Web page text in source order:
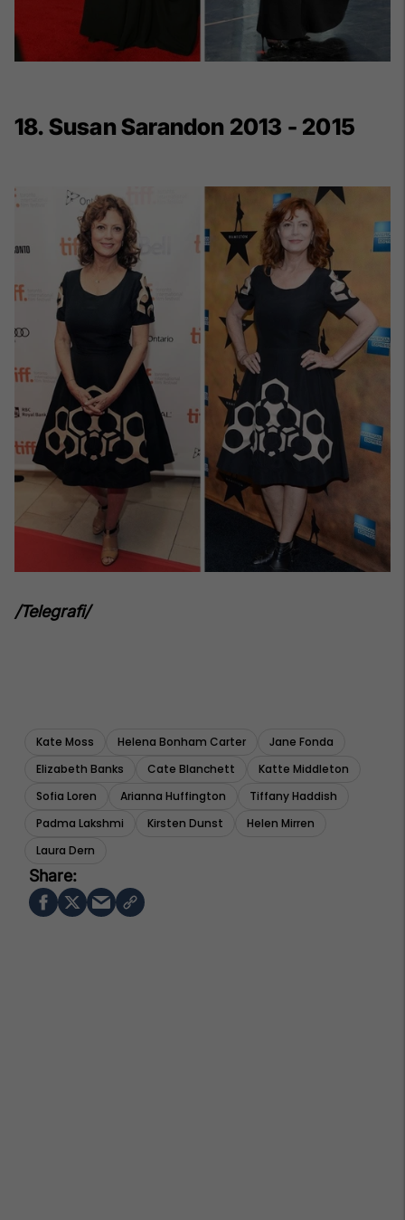
18. Susan Sarandon 2013 - 2015
/Telegrafi/
Kate Moss Helena Bonham Carter
Jane Fonda
Elizabeth Banks
Cate Blanchett
Katte Middleton
Sofia Loren
Arianna Huffington
Tiffany Haddish
Padma Lakshmi
Kirsten Dunst
Helen Mirren
Laura Dern